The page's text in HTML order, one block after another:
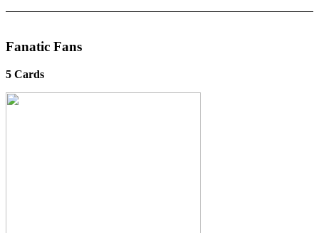
Fanatic Fans
5 Cards